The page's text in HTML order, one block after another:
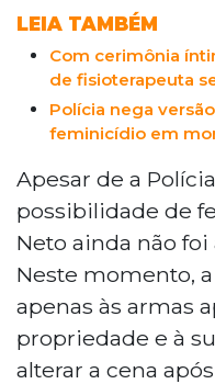
ferimento e o
LEIA TAMBÉM
Com cerimônia
de fisioterapeuta
Polícia nega
feminicídio em
Apesar de a
possibilidade de
Neto ainda não
Neste momento,
apenas às armas
propriedade e à
alterar a cena